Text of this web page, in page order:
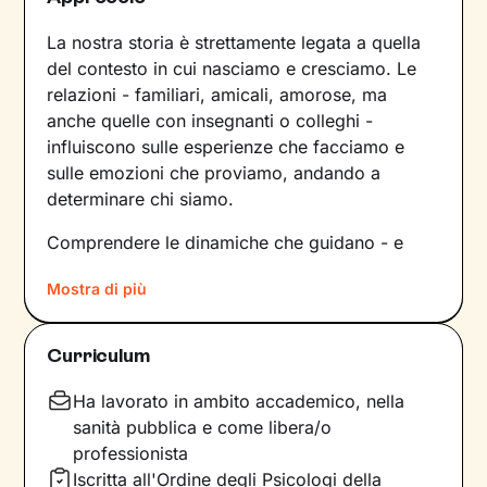
La nostra storia è strettamente legata a quella
del contesto in cui nasciamo e cresciamo. Le
relazioni - familiari, amicali, amorose, ma
anche quelle con insegnanti o colleghi -
influiscono sulle esperienze che facciamo e
sulle emozioni che proviamo, andando a
determinare chi siamo.
Comprendere le dinamiche che guidano - e
fondamentale per poter capire chi sei, per
vedere tutto il tuo mondo sotto una luce
diversa e dare nuovi significati a ciò che ti
Nei nostri incontri avrò cura di creare un clima
di ascolto e comprensione, così che tu possa
condividere ciò che pensi e provi in libertà,
Mostra di più
Curriculum
Ha lavorato in ambito accademico, nella
sanità pubblica e come libera/o
professionista
Iscritta all'Ordine degli Psicologi della